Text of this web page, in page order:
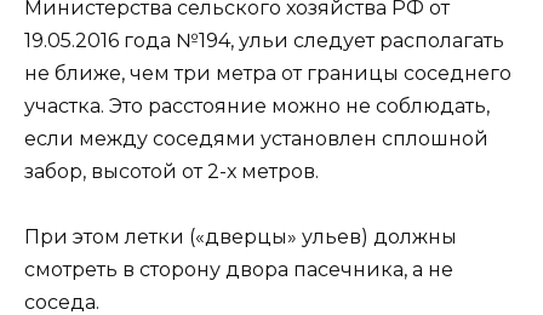
Министерства сельского хозяйства РФ от
19.05.2016 года №194, ульи следует располагать
не ближе, чем три метра от границы соседнего
участка. Это расстояние можно не соблюдать,
если между соседями установлен сплошной
забор, высотой от 2-х метров.
При этом летки («дверцы» ульев) должны
смотреть в сторону двора пасечника, а не
соседа.